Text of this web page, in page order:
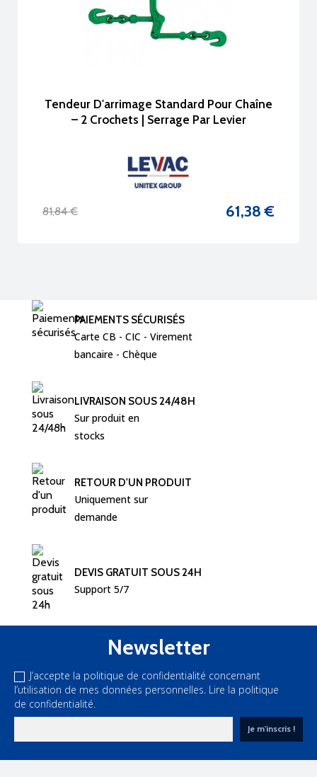
Tendeur D'arrimage Standard Pour Chaîne
– 2 Crochets | Serrage Par Levier
Prix de base
81,84 €
Prix 61,38 €
PAIEMENTS SÉCURISÉS
Carte CB - CIC - Virement
bancaire - Chèque
LIVRAISON SOUS 24/48H
Sur produit en
stocks
RETOUR D'UN PRODUIT
Uniquement sur
demande
DEVIS GRATUIT SOUS 24H
Support 5/7
Newsletter
J’accepte la politique de confidentialité concernant
l’utilisation de mes données personnelles. Lire la politique
de confidentialité.